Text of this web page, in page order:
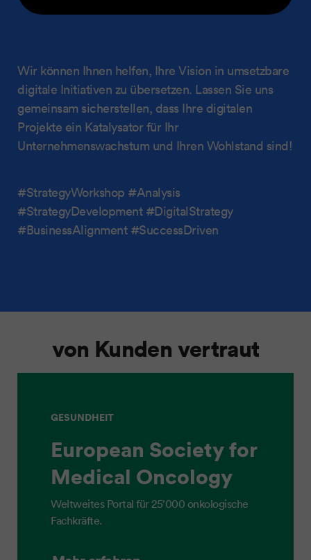
Wir können Ihnen helfen, Ihre Vision in umsetzbare
digitale Initiativen zu übersetzen. Lassen Sie uns
gemeinsam sicherstellen, dass Ihre digitalen
Projekte ein Katalysator für Ihr
Unternehmenswachstum und Ihren Wohlstand sind!
#StrategyWorkshop #Analysis
#StrategyDevelopment #DigitalStrategy
#BusinessAlignment #SuccessDriven
von Kunden vertraut
GESUNDHEIT
European Society for
Medical Oncology
Weltweites Portal für 25’000 onkologische
Fachkräfte.